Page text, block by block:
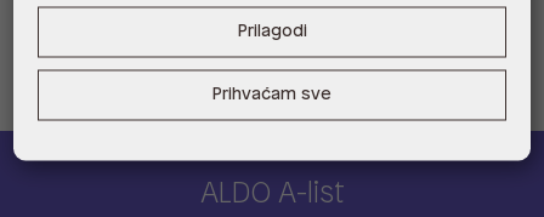
ALDO A-list
Prilagodi
Prihvaćam sve